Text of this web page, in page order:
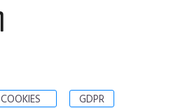
GDPR